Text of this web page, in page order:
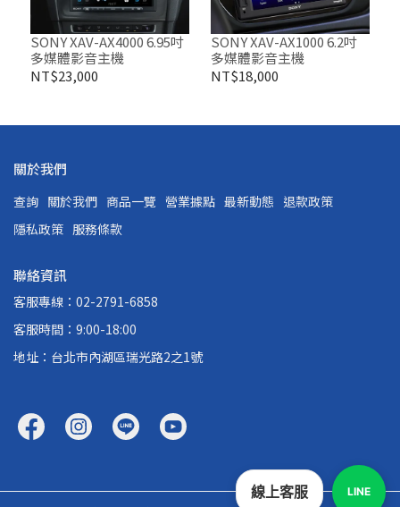
SONY XAV-AX4000 6.95吋
多媒體影音主機
NT$23,000
SONY XAV-AX1000 6.2吋
多媒體影音主機
NT$18,000
關於我們
查詢 關於我們 商品一覽 營業據點 最新動態 退款政策
隱私政策 服務條款
聯絡資訊
客服專線：02-2791-6858
客服時間：9:00-18:00
地址：台北市內湖區瑞光路2之1號
線上客服 LINE